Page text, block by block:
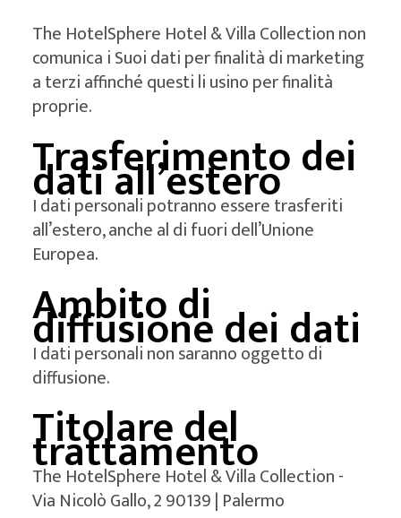
The HotelSphere Hotel & Villa Collection non
comunica i Suoi dati per finalità di marketing
a terzi affinché questi li usino per finalità
proprie.
Trasferimento dei
dati all’estero
I dati personali potranno essere trasferiti
all’estero, anche al di fuori dell’Unione
Europea.
Ambito di
diffusione dei dati
I dati personali non saranno oggetto di
diffusione.
Titolare del
trattamento
The HotelSphere Hotel & Villa Collection -
Via Nicolò Gallo, 2 90139 | Palermo